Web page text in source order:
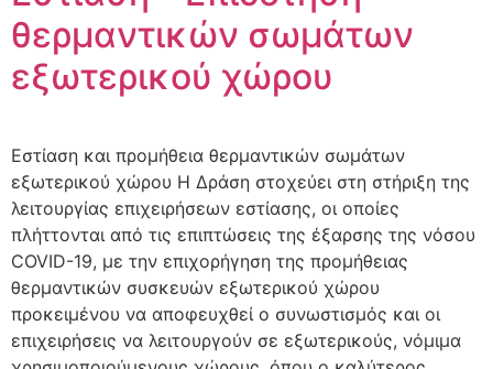
θερμαντικών σωμάτων
εξωτερικού χώρου
Εστίαση και προμήθεια θερμαντικών σωμάτων
εξωτερικού χώρου Η Δράση στοχεύει στη στήριξη της
λειτουργίας επιχειρήσεων εστίασης, οι οποίες
πλήττονται από τις επιπτώσεις της έξαρσης της νόσου
COVID-19, με την επιχορήγηση της προμήθειας
θερμαντικών συσκευών εξωτερικού χώρου
προκειμένου να αποφευχθεί ο συνωστισμός και οι
επιχειρήσεις να λειτουργούν σε εξωτερικούς, νόμιμα